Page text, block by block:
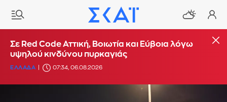
Σε Red Code Αττική, Βοιωτία και Εύβοια λόγω
υψηλού κινδύνου πυρκαγιάς
ΕΛΛΑΔΑ 07:34, 06.08.2026